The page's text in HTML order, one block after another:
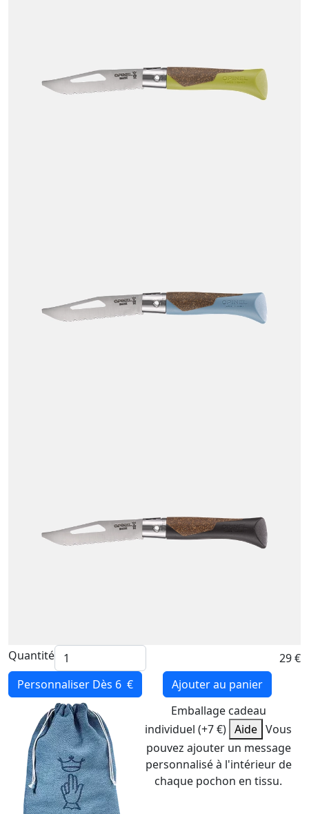
Quantité
29 €
Personnaliser Dès 6 €
Ajouter au panier
Emballage cadeau
individuel (+7 €) Aide Vous
pouvez ajouter un message
personnalisé à l'intérieur de
chaque pochon en tissu.